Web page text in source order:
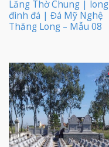
Lăng Thờ Chung | long
đình đá | Đá Mỹ Nghệ
Thăng Long – Mẫu 08